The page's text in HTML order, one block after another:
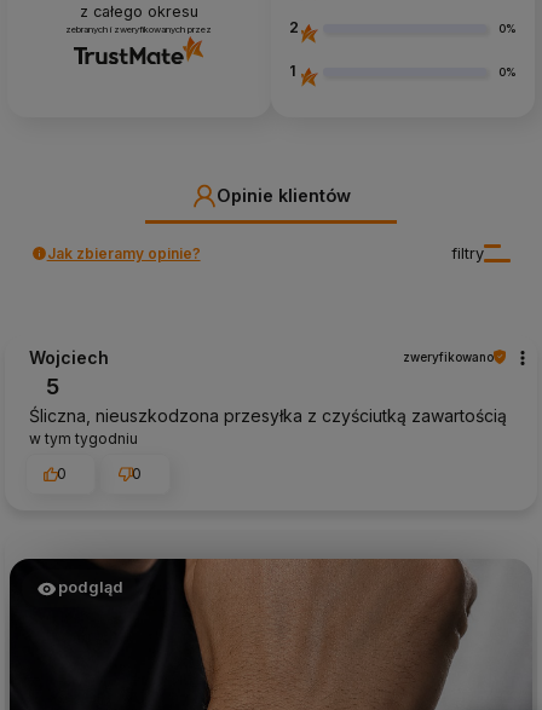
z całego okresu
zebranych i zweryfikowanych przez 2 0%
1 0%
Opinie klientów
filtry
Jak zbieramy opinie?
Wojciech zweryfikowano
5
Śliczna, nieuszkodzona przesyłka z czyściutką zawartością
w tym tygodniu
0
0
podgląd